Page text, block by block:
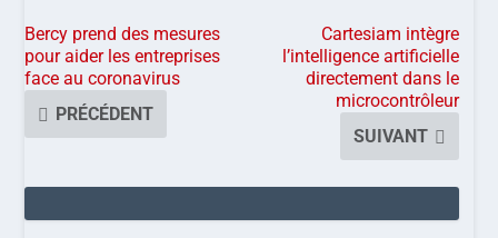
Bercy prend des mesures
pour aider les entreprises
face au coronavirus
PRÉCÉDENT
Cartesiam intègre
l’intelligence artificielle
directement dans le
microcontrôleur
SUIVANT